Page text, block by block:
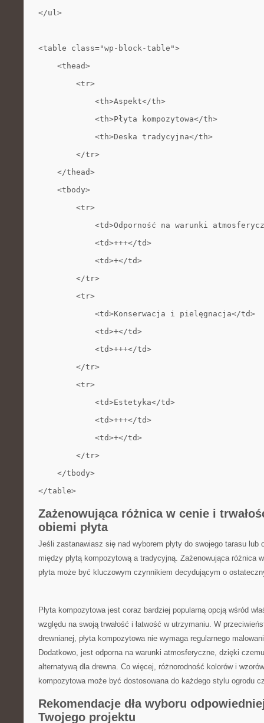
</ul>
<table class="wp-block-table">
    <thead>
        <tr>
            <th>Aspekt</th>
            <th>Płyta kompozytowa</th>
            <th>Deska tradycyjna</th>
        </tr>
    </thead>
    <tbody>
        <tr>
<td>Odporność na warunki
            <td>+++</td>
            <td>+</td>
        </tr>
        <tr>
            <td>Konserwacja i pielęgnacja</td>
            <td>+</td>
            <td>+++</td>
        </tr>
        <tr>
            <td>Estetyka</td>
            <td>+++</td>
            <td>+</td>
        </tr>
    </tbody>
</table>
Zаżenowującа różnicа w cenie i
obiemi płyta
Jeśli zastanawiasz się nad wyborem ⁤płyty do swojego tarasu lub
‍między‍ płytą kompozytową a tradycyjną. Zаżenowującа różnicа
płyta może być kluczowym‌ czynnikiem decydującym o
Płytа kompozytowа jest coraz bardziej⁣ popularną opcją wśród
względu na ​swoją trwałość i ‌łatwość w utrzymaniu. W
drewnianej, płytа kompozytowа nie wymaga regularnego
Dodatkowo, jest odporna na warunki‍ atmosferyczne, dzięki
alternatywą dla drewna. Co więcej, różnorodność kolorów i
kompozytowа może ‍być dostosowana do każdego stylu⁤ ogrodu
Rekomendacje dła wyboru
Twojego projektu